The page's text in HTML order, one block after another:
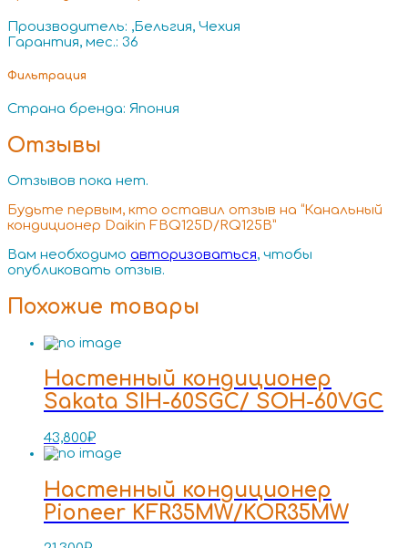
Производитель: ,Бельгия, Чехия
Гарантия, мес.: 36
Фильтрация
Страна бренда: Япония
Отзывы
Отзывов пока нет.
Будьте первым, кто оставил отзыв на “Канальный
кондиционер Daikin FBQ125D/RQ125B”
Вам необходимо авторизоваться, чтобы
опубликовать отзыв.
Похожие товары
Настенный кондиционер
Sakata SIH-60SGC/ SOH-60VGC
43,800₽
Настенный кондиционер
Pioneer KFR35MW/KOR35MW